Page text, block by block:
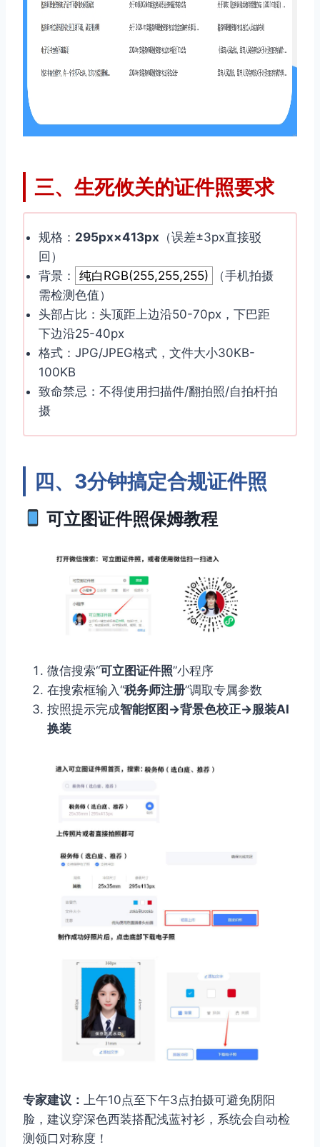
三、生死攸关的证件照要求
规格： 295px×413px （误差±3px直接驳
回）
背景：
纯白RGB(255,255,255)
（手机拍摄
需检测色值）
头部占比：头顶距上边沿50-70px，下巴距
下边沿25-40px
格式：JPG/JPEG格式，文件大小30KB-
100KB
致命禁忌：不得使用扫描件/翻拍照/自拍杆拍
摄
四、3分钟搞定合规证件照
可立图证件照保姆教程
微信搜索“可立图证件照”小程序
在搜索框输入“税务师注册”调取专属参数
按照提示完成智能抠图→背景色校正→服装AI
换装
专家建议：
上午10点至下午3点拍摄可避免阴阳
脸，建议穿深色西装搭配浅蓝衬衫，系统会自动检
测领口对称度！